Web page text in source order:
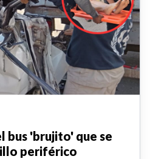
bus 'brujito' que se
periférico